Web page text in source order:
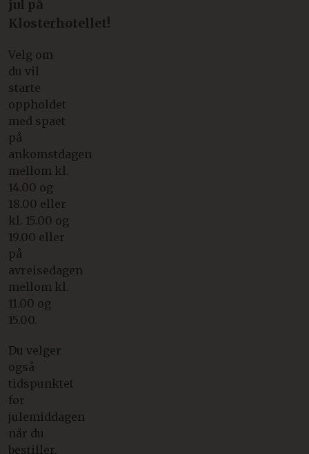
jul på
Klosterhotellet!
Velg om
du vil
starte
oppholdet
med spaet
på
ankomstdagen
mellom kl.
14.00 og
18.00 eller
kl. 15.00 og
19.00 eller
på
avreisedagen
mellom kl.
11.00 og
15.00.
Du velger
også
tidspunktet
for
julemiddagen
når du
bestiller.